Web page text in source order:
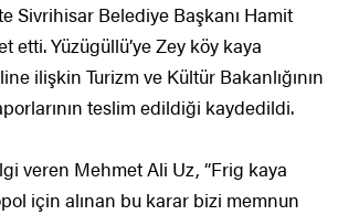
Sivrihisar Belediye Başkanı Hamit
etti. Yüzügüllü’ye Zey köy kaya
ilişkin Turizm ve Kültür Bakanlığının
teslim edildiği kaydedildi.
veren Mehmet Ali Uz, “Frig kaya
için alınan bu karar bizi memnun